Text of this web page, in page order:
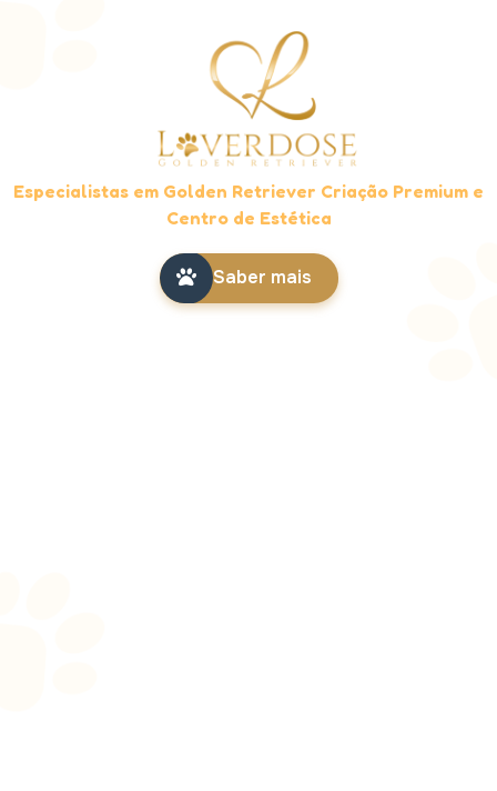
Especialistas em Golden Retriever Criação Premium e
Centro de Estética
Saber mais